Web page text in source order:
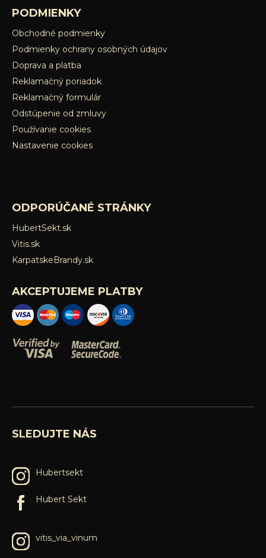
PODMIENKY
Obchodné podmienky
Podmienky ochrany osobných údajov
Doprava a platba
Reklamačný poriadok
Reklamačný formulár
Odstúpenie od zmluvy
Používanie cookies
Nastavenie cookies
ODPORÚČANÉ STRÁNKY
HubertSekt.sk
Vitis.sk
KarpatskeBrandy.sk
AKCEPTUJEME PLATBY
SLEDUJTE NÁS
Hubertsekt
Hubert Sekt
vitis_via_vinum